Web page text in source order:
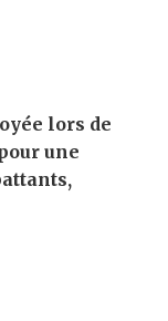
lors de
une